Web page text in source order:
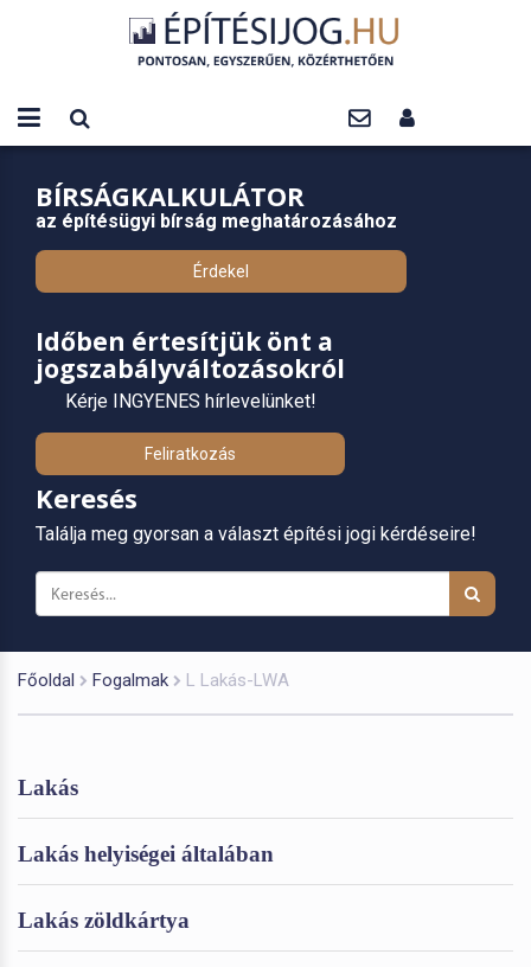
BÍRSÁGKALKULÁTOR
az építésügyi bírság meghatározásához
Érdekel
Időben értesítjük önt a
jogszabályváltozásokról
Kérje INGYENES hírlevelünket!
Feliratkozás
Keresés
Találja meg gyorsan a választ építési jogi kérdéseire!
Főoldal Fogalmak L Lakás-LWA
Lakás
Lakás helyiségei általában
Lakás zöldkártya